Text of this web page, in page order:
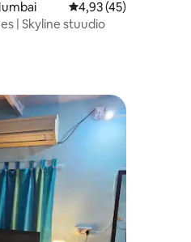
Keskmine hinnang
4,93 (45)
| Skyline stuudio